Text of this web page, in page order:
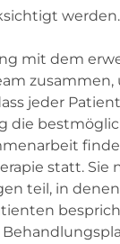
werden.
mit dem
zusammen,
jeder
die
statt. Sie
teil, in denen